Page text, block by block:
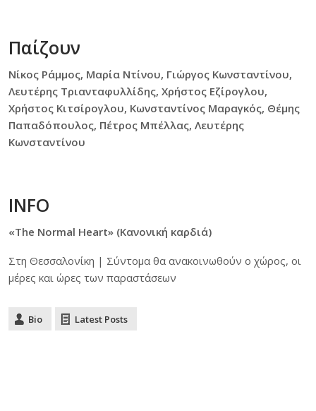
Παίζουν
Νίκος Ράμμος, Μαρία Ντίνου, Γιώργος Κωνσταντίνου,
Λευτέρης Τριανταφυλλίδης, Χρήστος Εζίρογλου,
Χρήστος Κιτσίρογλου, Κωνσταντίνος Μαραγκός, Θέμης
Παπαδόπουλος, Πέτρος Μπέλλας, Λευτέρης
Κωνσταντίνου
INFO
«The Normal Heart» (Κανονική καρδιά)
Στη Θεσσαλονίκη | Σύντομα θα ανακοινωθούν ο χώρος, οι
μέρες και ώρες των παραστάσεων
Bio Latest Posts